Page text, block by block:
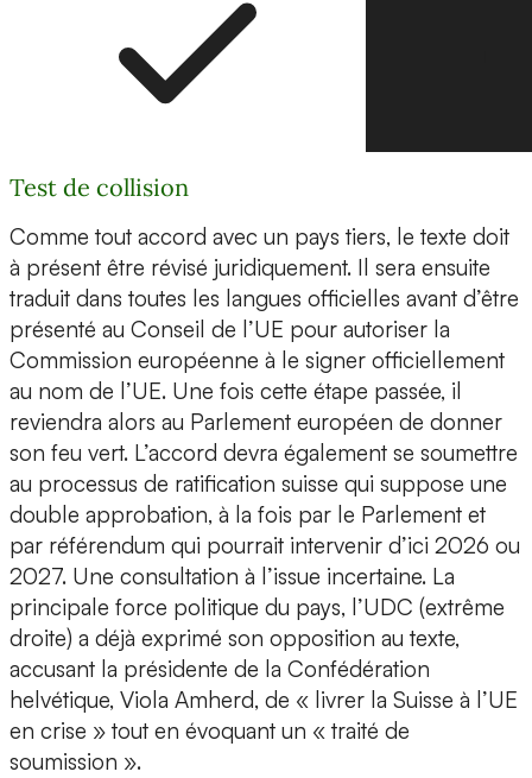
Test de collision
Comme tout accord avec un pays tiers, le texte doit
à présent être révisé juridiquement. Il sera ensuite
traduit dans toutes les langues officielles avant d’être
présenté au Conseil de l’UE pour autoriser la
Commission européenne à le signer officiellement
au nom de l’UE. Une fois cette étape passée, il
reviendra alors au Parlement européen de donner
son feu vert. L’accord devra également se soumettre
au processus de ratification suisse qui suppose une
double approbation, à la fois par le Parlement et
par référendum qui pourrait intervenir d’ici 2026 ou
2027. Une consultation à l’issue incertaine. La
principale force politique du pays, l’UDC (extrême
droite) a déjà exprimé son opposition au texte,
accusant la présidente de la Confédération
helvétique, Viola Amherd, de « livrer la Suisse à l’UE
en crise » tout en évoquant un « traité de
soumission ».